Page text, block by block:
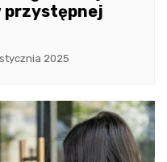
przystępnej
2025